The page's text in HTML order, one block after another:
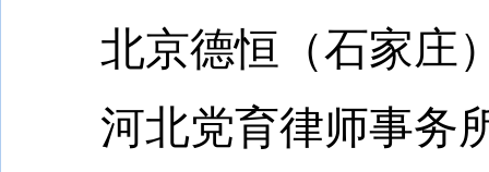
北京德恒（石家庄
河北党育律师事务